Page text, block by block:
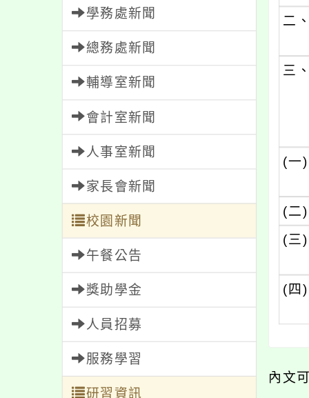
學務處新聞
總務處新聞
輔導室新聞
會計室新聞
人事室新聞
家長會新聞
校園新聞
午餐公告
獎助學金
人員招募
服務學習
研習資訊
二、
三、
(一)
(二)
(三)
(四)
內文